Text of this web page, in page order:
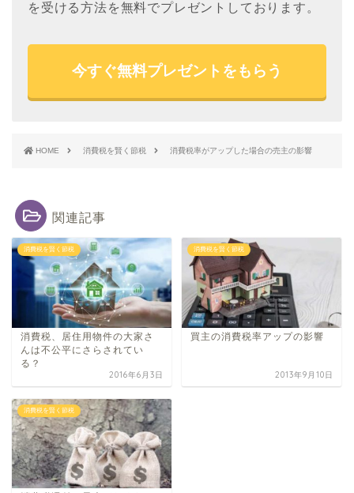
を受ける方法を無料でプレゼントしております。
今すぐ無料プレゼントをもらう
HOME 消費税を賢く節税 消費税率がアップした場合の売主の影響
関連記事
消費税を賢く節税
消費税、居住用物件の大家さ
んは不公平にさらされてい
る？
2016年6月3日
消費税を賢く節税
買主の消費税率アップの影響
2013年9月10日
消費税を賢く節税